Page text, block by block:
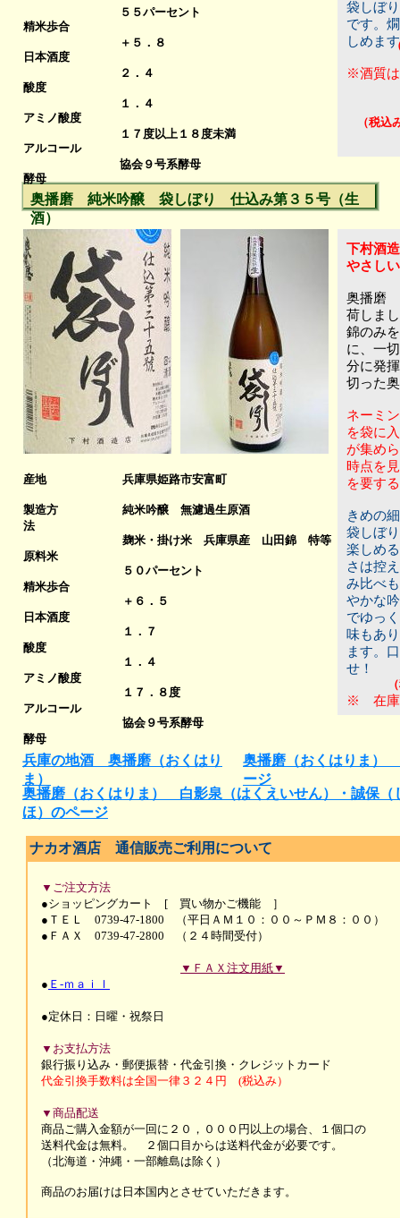
奥播磨 純米吟醸 袋しぼり 仕込み第３５号（生
酒）
下村酒
やさし
奥播磨
荷しま
錦のみ
に、一
分に発
切った
ネーミ
を袋に
が集め
時点を
を要す
きめの
袋しぼ
楽しめ
さは控
み比べ
やかな
でゆっ
味もあ
ます。
せ！
※ 在庫
産地
製造方
法
原料米
精米歩合
日本酒度
酸度
アミノ酸度
アルコール
酵母
兵庫県姫路市安富町
純米吟醸 無濾過生原酒
麹米・ 掛け米 兵庫県産 山田錦 特等
５０パーセント
＋６．５
１．７
１．４
１７．８度
協会９号系酵母
兵庫の地酒 奥播磨（おくはり
ま）
奥播磨（おくはりま）
ージ
奥播磨（おくはりま） 白影泉（はくえいせん）・誠保（
ほ）のページ
袋しぼ
です。
しめま
※酒質
精米歩合
日本酒度
酸度
アミノ酸度
アルコール
酵母
５５パーセント
＋５．８
２．４
１．４
１７度以上１８度未満
協会９号系酵母
（税込
ナカオ酒店 通信販売ご利用について
▼ご注文方法
●ショッピングカート [ 買い物かご機能 ］
●ＴＥＬ 0739-47-1800 （平日ＡＭ１０：００～ＰＭ８：００）
●ＦＡＸ 0739-47-2800 （２４時間受付）
▼ＦＡＸ注文用紙▼
● Ｅ-ｍａｉｌ
●定休日：日曜・祝祭日
▼お支払方法
銀行振り込み・郵便振替・代金引換・ クレジットカード
代金引換手数料は全国一律３２４円 (税込み）
▼商品配送
商品ご購入金額が一回に２０，０００円以上の場合、１個口の
送料代金は無料。 ２個口目からは送料代金が必要です。
（北海道・沖縄・一部離島は除く）
商品のお届けは 日本国内とさせていただきます。